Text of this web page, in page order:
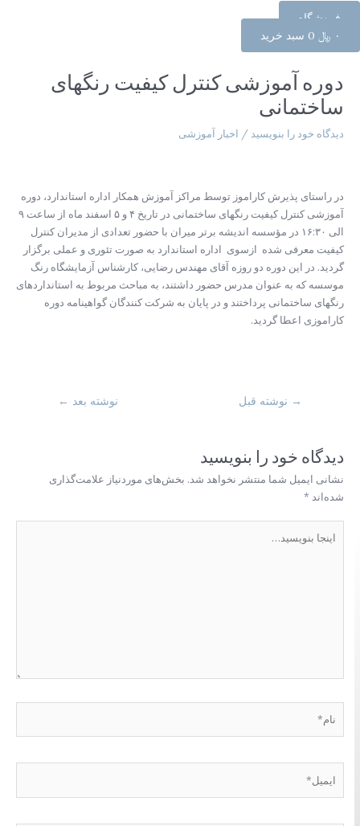
فروشگاه
۰ ﷼ 0 سبد خرید
دوره آموزشی کنترل کیفیت رنگهای
ساختمانی
دیدگاه‌ خود را بنویسید / اخبار آموزشی
در راستای پذیرش کاراموز توسط مراکز آموزش همکار اداره استاندارد، دوره
آموزشی کنترل کیفیت رنگهای ساختمانی در تاریخ ۴ و ۵ اسفند ماه از ساعت ۹
الی ۱۶:۳۰ در مؤسسه اندیشه برتر میران با حضور تعدادی از مدیران کنترل
کیفیت معرفی شده ازسوی اداره استاندارد به صورت تئوری و عملی برگزار
گردید. در این دوره دو روزه آقای مهندس رضایی، کارشناس آزمایشگاه رنگ
موسسه که به عنوان مدرس حضور داشتند، به مباحث مربوط به استانداردهای
رنگهای ساختمانی پرداختند و در پایان به شرکت کنندگان گواهینامه دوره
کاراموزی اعطا گردید.
راهبری
نوشته
→ نوشته قبل نوشته بعد ←
دیدگاه‌ خود را بنویسید
نشانی ایمیل شما منتشر نخواهد شد. بخش‌های موردنیاز علامت‌گذاری
شده‌اند *
بنویسید…